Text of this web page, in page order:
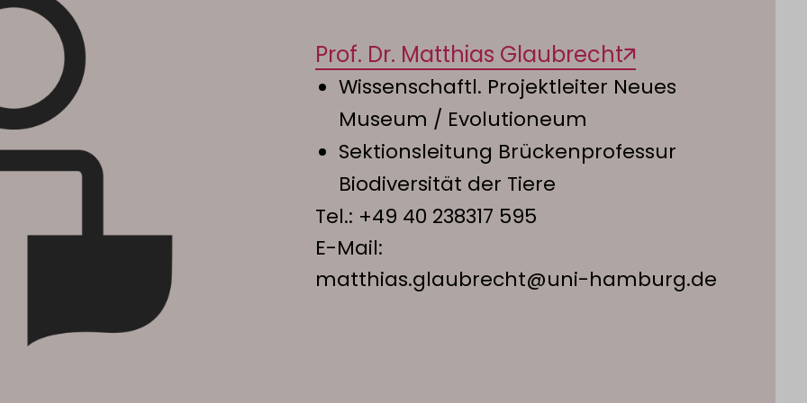
Prof. Dr. Matthias Glaubrecht
Wissenschaftl. Projektleiter Neues
Museum / Evolutioneum
Sektionsleitung Brückenprofessur
Biodiversität der Tiere
Tel.: +49 40 238317 595
E-Mail:
matthias.glaubrecht@uni-hamburg.de